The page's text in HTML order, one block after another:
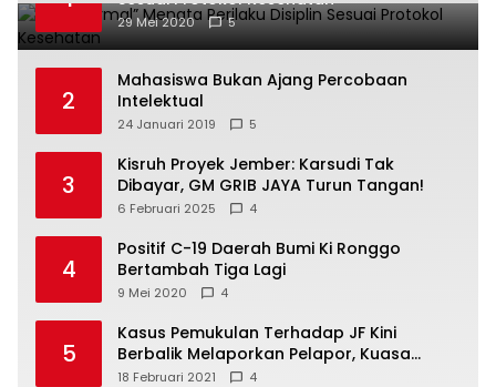
29 Mei 2020 5
2
Mahasiswa Bukan Ajang Percobaan
Intelektual
24 Januari 2019 5
3
Kisruh Proyek Jember: Karsudi Tak
Dibayar, GM GRIB JAYA Turun Tangan!
6 Februari 2025 4
4
Positif C-19 Daerah Bumi Ki Ronggo
Bertambah Tiga Lagi
9 Mei 2020 4
5
Kasus Pemukulan Terhadap JF Kini
Berbalik Melaporkan Pelapor, Kuasa
Hukum Angkat Bicara
18 Februari 2021 4